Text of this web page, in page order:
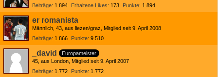
Beiträge 1.894 Erhaltene Likes 173 Punkte 1.894
er romanista
Männlich 43 aus liezen/graz Mitglied seit 9. April 2008
Beiträge 1.866 Punkte 9.510
_david
Europameister
45 aus London Mitglied seit 9. April 2007
Beiträge 1.772 Punkte 1.772